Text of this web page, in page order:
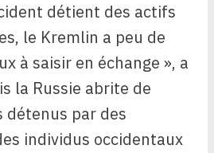
détient des actifs
le Kremlin a peu de
à saisir en échange », a
la Russie abrite de
détenus par des
individus occidentaux